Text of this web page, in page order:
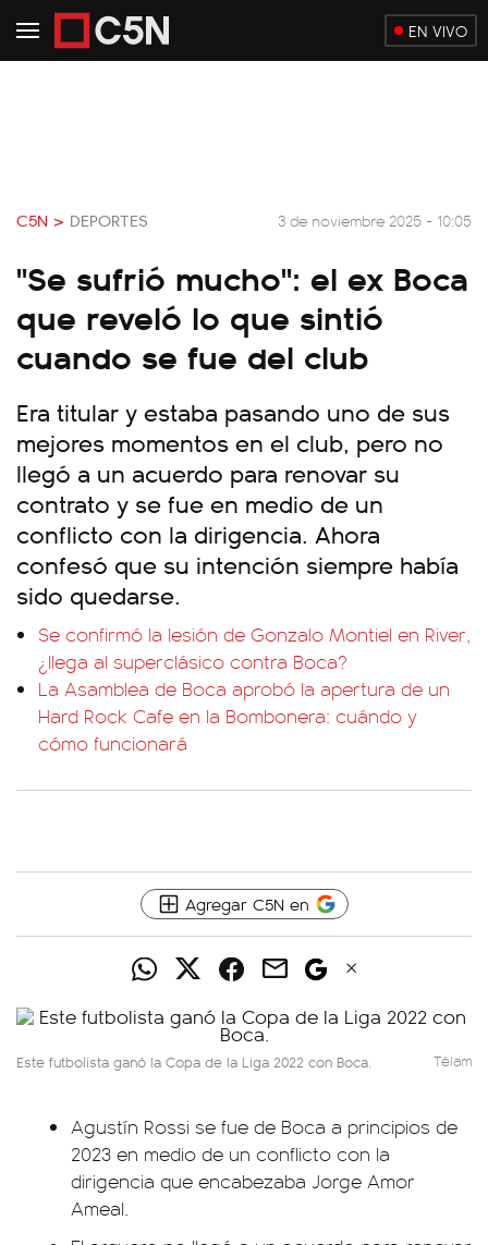
EN VIVO
C5N > DEPORTES 3 de noviembre 2025 - 10:05
"Se sufrió mucho": el ex Boca
que reveló lo que sintió
cuando se fue del club
Era titular y estaba pasando uno de sus
mejores momentos en el club, pero no
llegó a un acuerdo para renovar su
contrato y se fue en medio de un
conflicto con la dirigencia. Ahora
confesó que su intención siempre había
sido quedarse.
Se confirmó la lesión de Gonzalo Montiel en River,
¿llega al superclásico contra Boca?
La Asamblea de Boca aprobó la apertura de un
Hard Rock Cafe en la Bombonera: cuándo y
cómo funcionará
Agregar C5N en
Este futbolista ganó la Copa de la Liga 2022 con Boca. Télam
Agustín Rossi se fue de Boca a principios de
2023 en medio de un conflicto con la
dirigencia que encabezaba Jorge Amor
Ameal.